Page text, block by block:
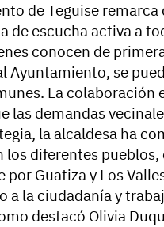
de Teguise
de escucha activa a
conocen de
Ayuntamiento, se
La colaboración
las demandas
la alcaldesa ha
los diferentes
por Guatiza y Los
a la ciudadanía y
destacó Olivia